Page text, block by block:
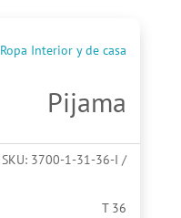
Ropa Interior y de casa
Pijama
SKU: 3700-1-31-36-I
T 36